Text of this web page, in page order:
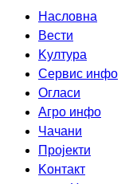
Насловна
Вести
Kултура
Сервис инфо
Огласи
Агро инфо
Чачани
Пројекти
Kонтакт